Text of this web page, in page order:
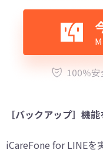
［バックアップ］機
iCareFone for LINEを